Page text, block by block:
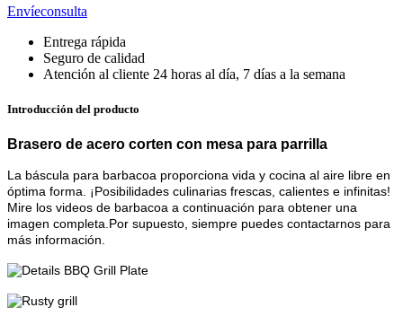
Envíeconsulta
Entrega rápida
Seguro de calidad
Atención al cliente 24 horas al día, 7 días a la semana
Introducción del producto
Brasero de acero corten con mesa para parrilla
La báscula para barbacoa proporciona vida y cocina al aire libre en
óptima forma. ¡Posibilidades culinarias frescas, calientes e infinitas!
Mire los videos de barbacoa a continuación para obtener una
imagen completa. Por supuesto , siempre puedes contactarnos para
más información.